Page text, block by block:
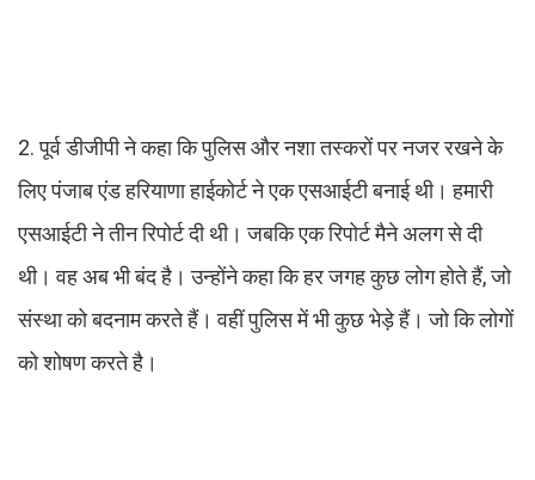
2. पूर्व डीजीपी ने कहा कि पुलिस और नशा तस्करों पर नजर रखने के
लिए पंजाब एंड हरियाणा हाईकोर्ट ने एक एसआईटी बनाई थी। हमारी
एसआईटी ने तीन रिपोर्ट दी थी। जबकि एक रिपोर्ट मैने अलग से दी
थी। वह अब भी बंद है। उन्होंने कहा कि हर जगह कुछ लोग होते हैं, जो
संस्था को बदनाम करते हैं। वहीं पुलिस में भी कुछ भेड़े हैं। जो कि लोगों
को शोषण करते है।